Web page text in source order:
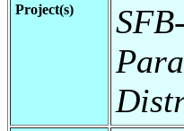
Project(s)